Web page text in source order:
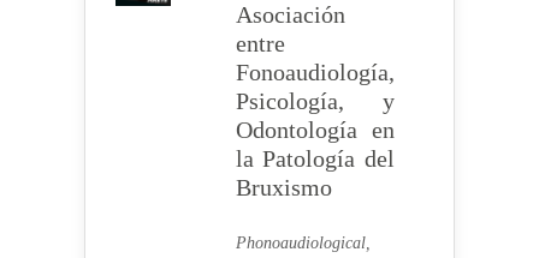
Asociación
entre
Fonoaudiología,
Psicología, y
Odontología en
la Patología del
Bruxismo
Phonoaudiological,